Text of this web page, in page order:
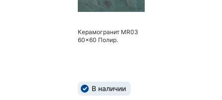
Керамогранит MR03
60x60 Полир.
В наличии